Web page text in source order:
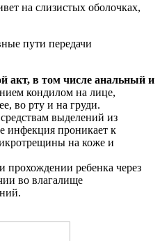
на слизистых оболочках,
пути передачи
акт, в том числе анальный и
кондилом на лице,
во рту и на груди.
выделений из
инфекция проникает к
на коже и
прохождении ребенка через
во влагалище